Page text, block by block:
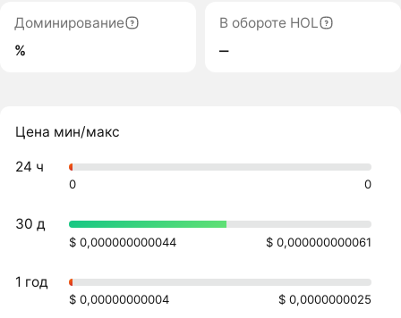
Доминирование
%
В обороте HOL
‒
Цена мин/макс
24 ч
0 0
30 д
$ 0,000000000044 $ 0,000000000061
1 год
$ 0,00000000004 $ 0,0000000025